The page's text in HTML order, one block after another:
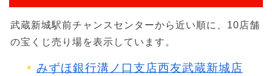
武蔵新城駅前チャンスセンターから近い順に、10店舗
の宝くじ売り場を表示しています。
みずほ銀行溝ノ口支店西友武蔵新城店